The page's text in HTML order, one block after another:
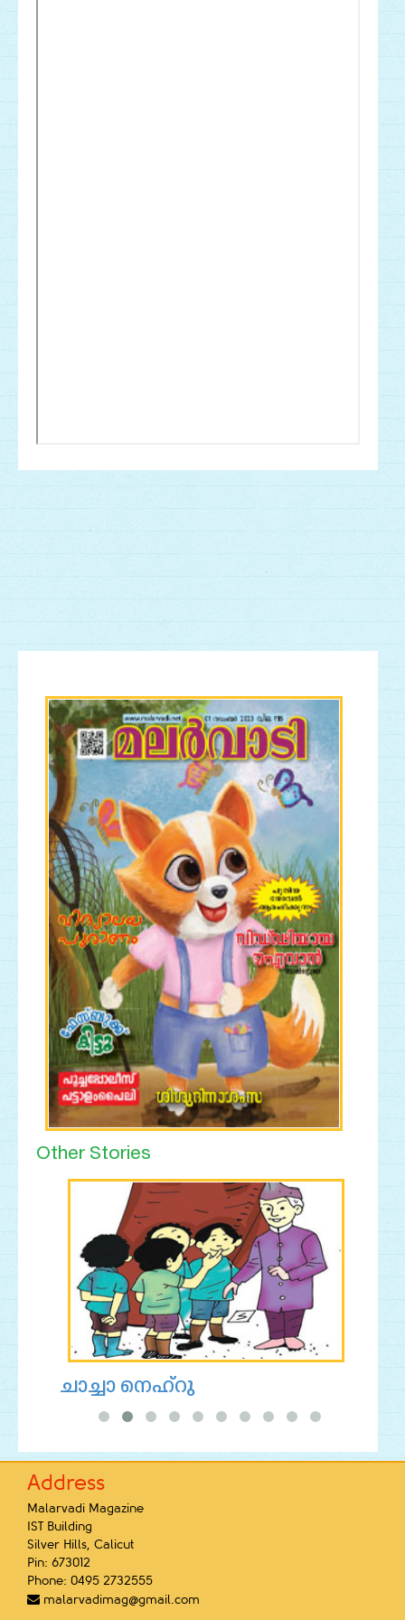
Other Stories
ചാച്ചാ നെഹ്‌റു
Address
Malarvadi Magazine
IST Building
Silver Hills, Calicut
Pin: 673012
Phone: 0495 2732555
 malarvadimag@gmail.com